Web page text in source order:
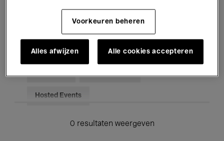
Elektronische Muziek
Voor iedereen Kids’ Palace
Hosted Events
0 resultaten weergeven
Voorkeuren beheren
Alles afwijzen Alle cookies accepteren